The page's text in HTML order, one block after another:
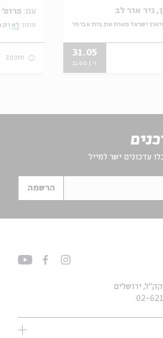
ישראל מארח את בית אבי חי
31.05
ו' | 11:00
עם:
מתוך: לא רק
zoom
עדכונים ישר למייל
הרשמה
02-